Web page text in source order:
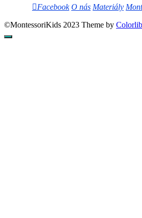
Facebook O nás Materiály
©MontessoriKids 2023 Theme by Colorlib